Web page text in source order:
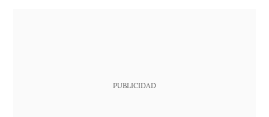
PUBLICIDAD